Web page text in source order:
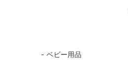
ベビー用品